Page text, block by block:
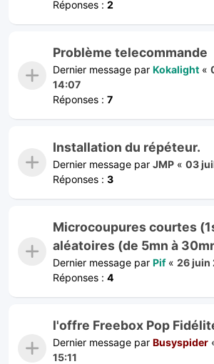
Réponses : 2
Problème telecommande
Dernier message par Kokalight «
14:07
Réponses : 7
Installation du répéteur.
Dernier message par JMP « 03
Réponses : 3
Microcoupures courtes
aléatoires (de 5mn à
Dernier message par Pif« 26 juin
Réponses : 4
l'offre Freebox Pop
Dernier message par Busyspider
15:11